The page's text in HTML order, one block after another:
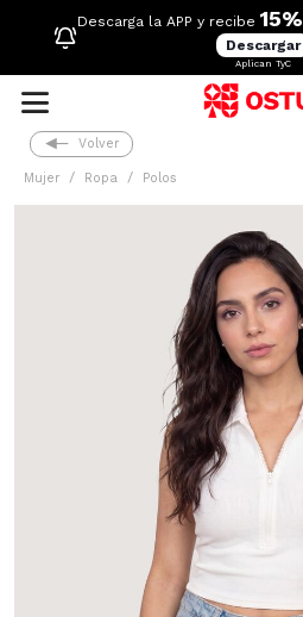
Descarga la APP y recibe 15%
Descargar
Aplican TyC
Volver
Mujer Ropa Polos